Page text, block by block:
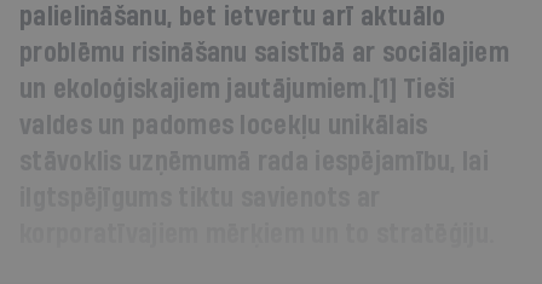
palielināšanu, bet ietvertu arī aktuālo
problēmu risināšanu saistībā ar sociālajiem
un ekoloģiskajiem jautājumiem.[1] Tieši
valdes un padomes locekļu unikālais